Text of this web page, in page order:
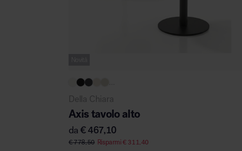
Della Chiara
Axis tavolo alto
da€ 467,10
€778,50 Risparmi€311,40